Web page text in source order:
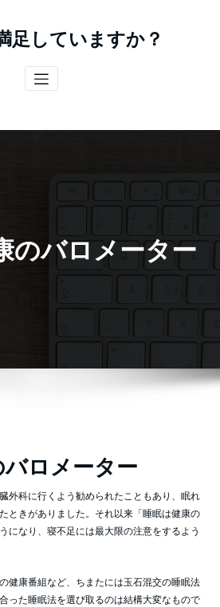
足していますか？
のバロメーター
ロメーター
外科に行くよう勧められたこともあり、眠れ
ときがありました。それ以来「睡眠は健康の
になり、寝不足には最大限の注意をするよう
健康番組など、ちまたには玉石混交の睡眠法
った睡眠法を選び取るのは結構大変なもので